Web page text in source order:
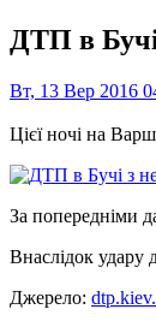
ДТП в
Вт, 13 Вер 2016
Цієї ночі на
За попередніми
Внаслідок удару
Джерело: